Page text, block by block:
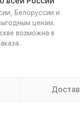
Белоруссии и
ценам.
возможна в